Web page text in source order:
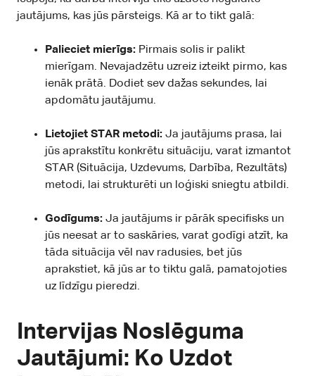
jautājums, kas jūs pārsteigs. Kā ar to tikt galā:
Palieciet mierīgs: Pirmais solis ir palikt
mierīgam. Nevajadzētu uzreiz izteikt pirmo, kas
ienāk prātā. Dodiet sev dažas sekundes, lai
apdomātu jautājumu.
Lietojiet STAR metodi: Ja jautājums prasa, lai
jūs aprakstītu konkrētu situāciju, varat izmantot
STAR (Situācija, Uzdevums, Darbība, Rezultāts)
metodi, lai strukturēti un loģiski sniegtu atbildi.
Godīgums: Ja jautājums ir pārāk specifisks un
jūs neesat ar to saskāries, varat godīgi atzīt, ka
tāda situācija vēl nav radusies, bet jūs
aprakstiet, kā jūs ar to tiktu galā, pamatojoties
uz līdzīgu pieredzi.
Intervijas Noslēguma
Jautājumi: Ko Uzdot